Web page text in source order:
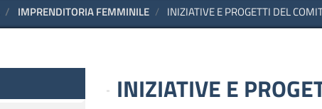
IMPRENDITORIA FEMMINILE INIZIATIVE E PROGETTI DEL
INIZIATIVE E